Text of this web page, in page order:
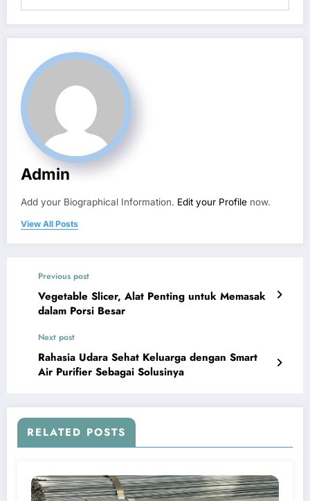
Admin
Add your Biographical Information. Edit your Profile now.
View All Posts
Previous post
Vegetable Slicer, Alat Penting untuk Memasak
dalam Porsi Besar
Next post
Rahasia Udara Sehat Keluarga dengan Smart
Air Purifier Sebagai Solusinya
RELATED POSTS